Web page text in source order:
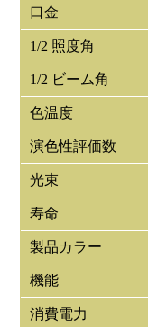
口金
1/2 照度角
1/2 ビーム角
色温度
演色性評価数
光束
寿命
製品カラー
機能
消費電力